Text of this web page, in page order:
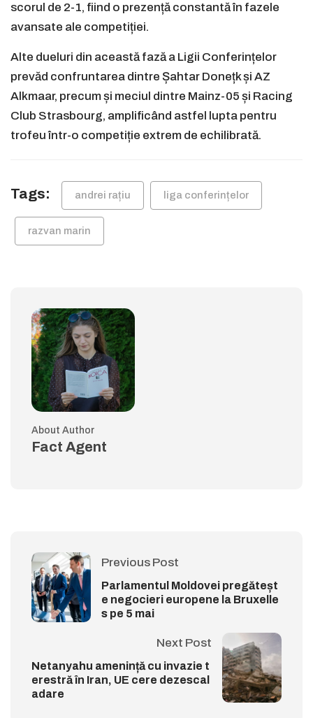
scorul de 2-1, fiind o prezență constantă în fazele
avansate ale competiției.
Alte dueluri din această fază a Ligii Conferințelor
prevăd confruntarea dintre Șahtar Donețk și AZ
Alkmaar, precum și meciul dintre Mainz-05 și Racing
Club Strasbourg, amplificând astfel lupta pentru
trofeu într-o competiție extrem de echilibrată.
Tags: andrei rațiu liga conferințelor
razvan marin
About Author
Fact Agent
Previous Post
Parlamentul Moldovei pregăteșt
e negocieri europene la Bruxelle
s pe 5 mai
Next Post
Netanyahu amenință cu invazie t
erestră în Iran, UE cere dezescal
adare